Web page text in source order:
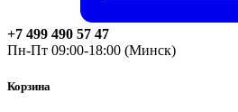
+7 499 490 57 47
Пн-Пт 09:00-18:00 (Минск)
Корзина